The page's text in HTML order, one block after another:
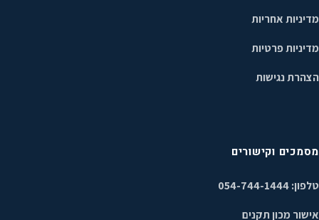
מדיניות אחריות
מדיניות פרטיות
הצהרת נגישות
מסמכים וקישורים
טלפון: 054-744-1444
אישור מכון תקנים